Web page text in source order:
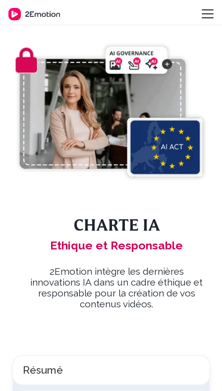
CHARTE IA
Ethique et Responsable
2Emotion intègre les dernières
innovations IA dans un cadre éthique et
responsable pour la création de vos
contenus vidéos.
Résumé